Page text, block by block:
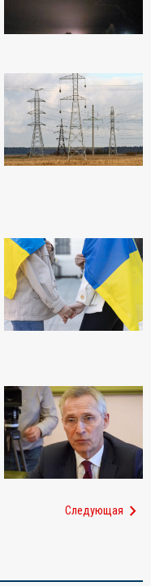
Следующая chevron_right